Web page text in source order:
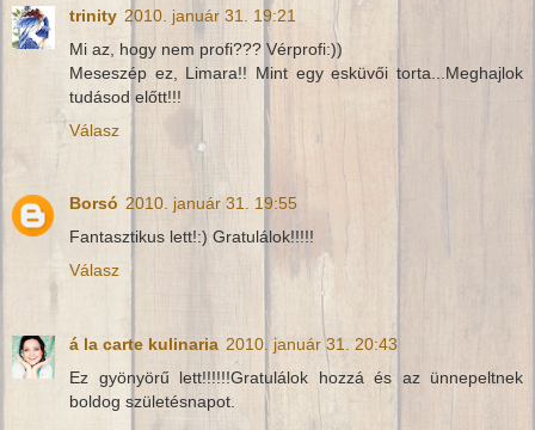
trinity 2010. január 31. 19:21
Mi az, hogy nem profi??? Vérprofi:))
Meseszép ez, Limara!! Mint egy esküvői torta...Meghajlok
tudásod előtt!!!
Válasz
Borsó 2010. január 31. 19:55
Fantasztikus lett!:) Gratulálok!!!!!
Válasz
á la carte kulinaria 2010. január 31. 20:43
Ez gyönyörű lett!!!!!!Gratulálok hozzá és az ünnepeltnek
boldog születésnapot.